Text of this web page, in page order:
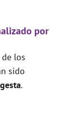
por
los
sido
.